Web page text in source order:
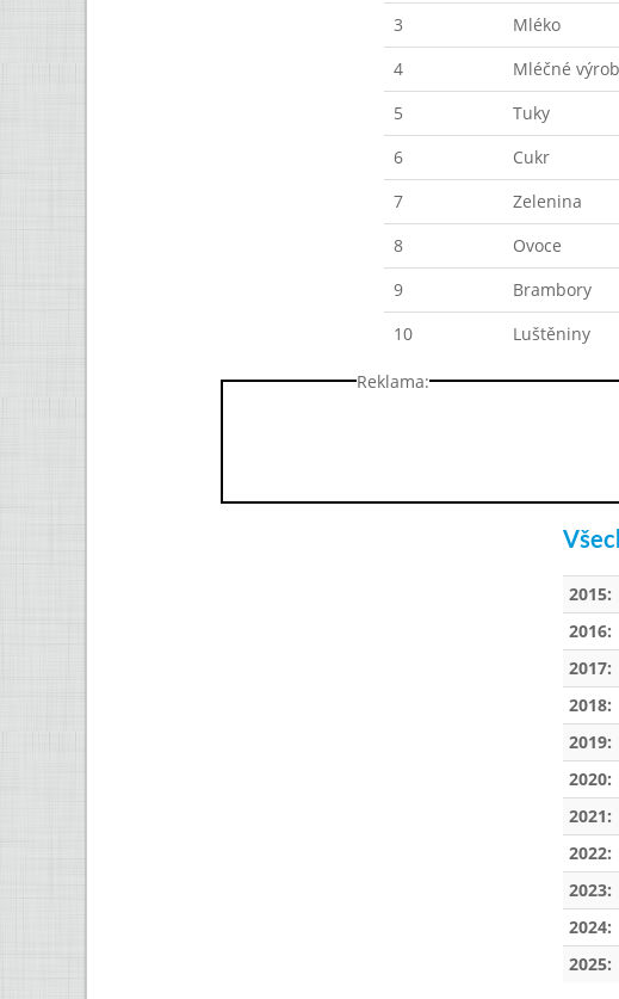
3
Mléko
4
Mléčné
5
Tuky
6
Cukr
7
Zelenina
8
Ovoce
9
Brambory
10
Luštěniny
Reklama:
2015:
2016:
2017:
2018:
2019:
2020:
2021:
2022:
2023:
2024:
2025: